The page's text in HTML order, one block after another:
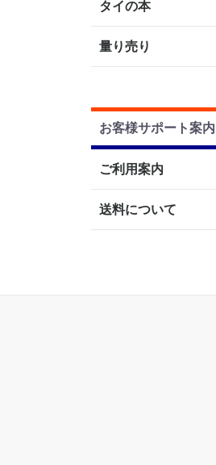
タイの本
量り売り
お客様サポート案内
ご利用案内
送料について